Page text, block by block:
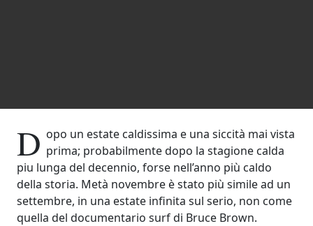
D opo un estate caldissima e una siccità mai vista
prima; probabilmente dopo la stagione calda
piu lunga del decennio, forse nell’anno più caldo
della storia. Metà novembre è stato più simile ad un
settembre, in una estate infinita sul serio, non come
quella del documentario surf di Bruce Brown.